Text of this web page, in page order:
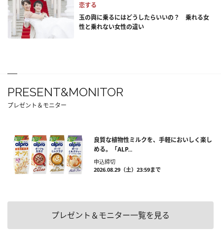
恋する
玉の輿に乗るにはどうしたらいいの？ 乗れる女
性と乗れない女性の違い
PRESENT&MONITOR
プレゼント＆モニター
良質な植物性ミルクを、手軽においしく楽し
める。「ALP...
申込締切
2026.08.29（土）23:59まで
プレゼント＆モニター一覧を見る